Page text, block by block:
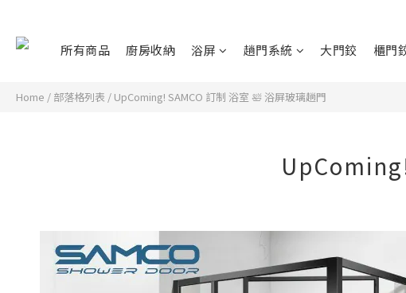
所有商品 廚房收納 浴屏 趟門系統 大門鉸 櫃門
Home / 部落格列表 / UpComing! SAMCO 訂制 浴室 🛀 浴屏玻璃趟門